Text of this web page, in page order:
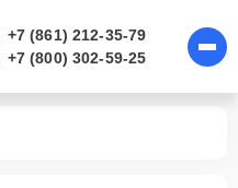
+7 (861) 212-35-79
+7 (800) 302-59-25